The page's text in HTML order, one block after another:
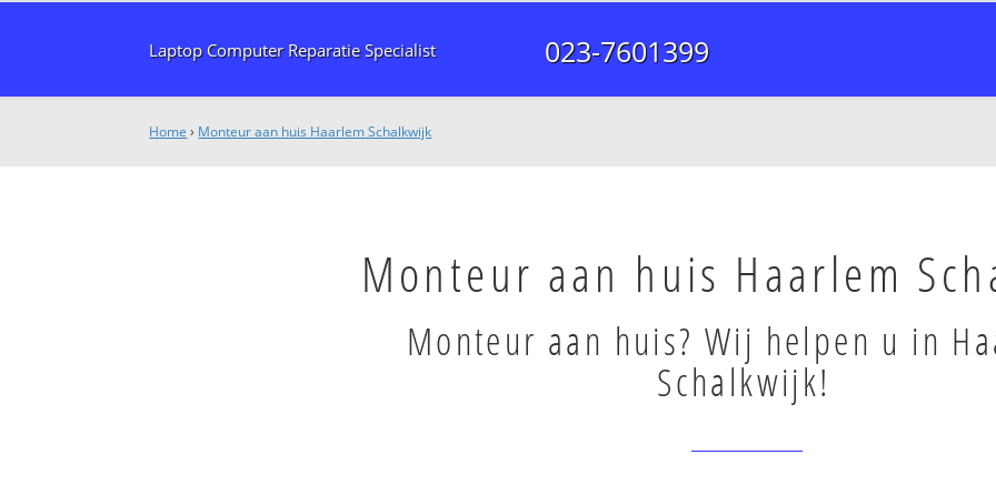
Laptop Computer Reparatie Specialist 023-7601399
Home › Monteur aan huis Haarlem Schalkwijk
Monteur aan huis Haarlem
Monteur aan huis? Wij helpen u in
Schalkwijk!